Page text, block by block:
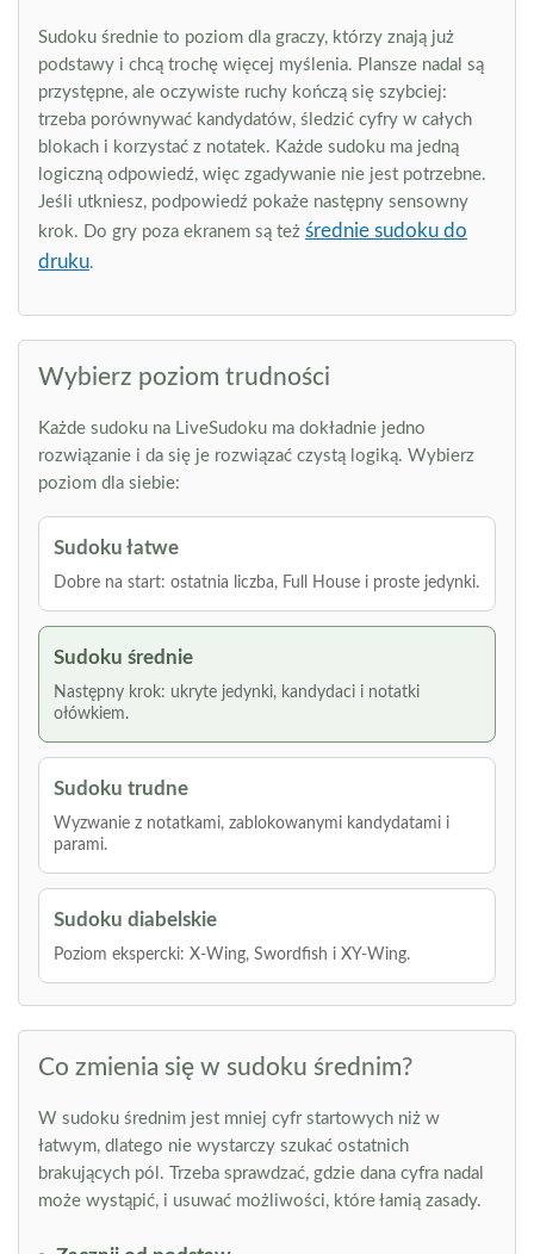
Sudoku średnie to poziom dla graczy, którzy znają już
podstawy i chcą trochę więcej myślenia. Plansze nadal są
przystępne, ale oczywiste ruchy kończą się szybciej:
trzeba porównywać kandydatów, śledzić cyfry w całych
blokach i korzystać z notatek. Każde sudoku ma jedną
logiczną odpowiedź, więc zgadywanie nie jest potrzebne.
Jeśli utkniesz, podpowiedź pokaże następny sensowny
krok. Do gry poza ekranem są też średnie sudoku do
druku.
Wybierz poziom trudności
Każde sudoku na LiveSudoku ma dokładnie jedno
rozwiązanie i da się je rozwiązać czystą logiką. Wybierz
poziom dla siebie:
Sudoku łatwe
Dobre na start: ostatnia liczba, Full House i proste jedynki.
Sudoku średnie
Następny krok: ukryte jedynki, kandydaci i notatki
ołówkiem.
Sudoku trudne
Wyzwanie z notatkami, zablokowanymi kandydatami i
parami.
Sudoku diabelskie
Poziom ekspercki: X-Wing, Swordfish i XY-Wing.
Co zmienia się w sudoku średnim?
W sudoku średnim jest mniej cyfr startowych niż w
łatwym, dlatego nie wystarczy szukać ostatnich
brakujących pól. Trzeba sprawdzać, gdzie dana cyfra nadal
może wystąpić, i usuwać możliwości, które łamią zasady.